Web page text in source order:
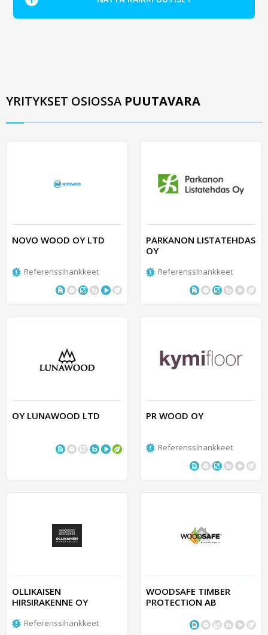
YRITYKSET OSIOSSA PUUTAVARA
NOVO WOOD OY LTD
Referenssihankkeet
PARKANON LISTATEHDAS
OY
Referenssihankkeet
OY LUNAWOOD LTD PR WOOD OY
Referenssihankkeet
OLLIKAISEN
HIRSIRAKENNE OY
Referenssihankkeet
WOODSAFE TIMBER
PROTECTION AB